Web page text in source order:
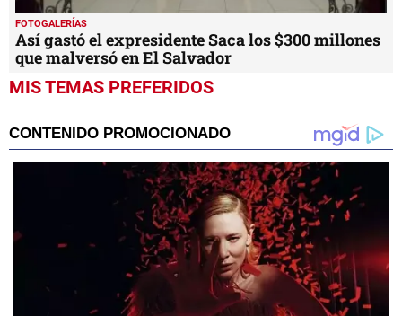
FOTOGALERÍAS
Así gastó el expresidente Saca los $300 millones
que malversó en El Salvador
MIS TEMAS PREFERIDOS